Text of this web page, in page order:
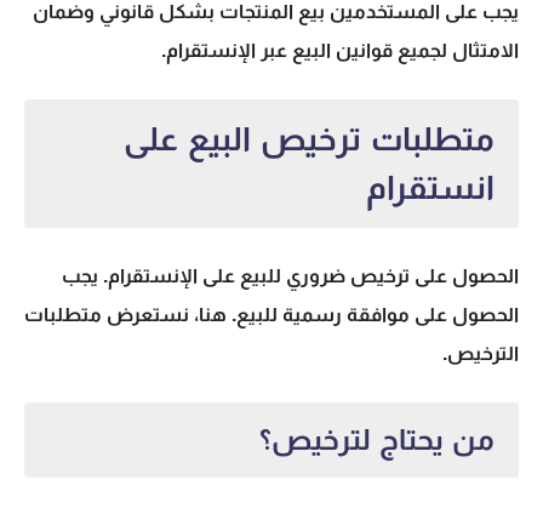
يجب على المستخدمين بيع المنتجات بشكل قانوني وضمان
الامتثال لجميع قوانين البيع عبر الإنستقرام.
متطلبات ترخيص البيع على
انستقرام
الحصول على ترخيص ضروري للبيع على الإنستقرام. يجب
الحصول على موافقة رسمية للبيع. هنا، نستعرض متطلبات
الترخيص.
من يحتاج لترخيص؟